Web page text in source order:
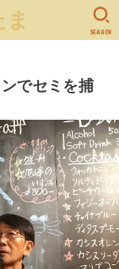
SEARCH
でセミを捕